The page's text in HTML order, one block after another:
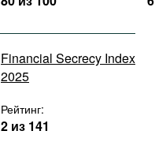
Financial Secrecy Index
2025
Рейтинг:
2 из 141